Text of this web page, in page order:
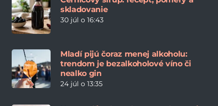
skladovanie
30 júl o 16:43
Mladí pijú čoraz menej alkoholu:
trendom je bezalkoholové víno či
nealko gin
24 júl o 13:35